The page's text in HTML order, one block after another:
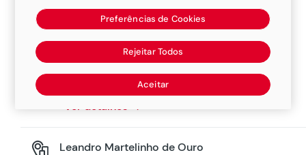
Fast Car Apucarana
Avenida Central Do Parana, 1730, 86804190,
Apucarana
Ver detalhes
Leandro Martelinho de Ouro
Preferências de Cookies
Rejeitar Todos
Aceitar